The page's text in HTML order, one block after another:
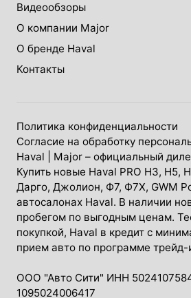
Видеообзоры
О компании Major
О бренде Haval
Контакты
Политика конфиденциальности
Согласие на обработку
Haval | Major – официальный
Купить новые Haval PRO H3, Н5,
Дарго, Джолион, Ф7, Ф7Х, GWM
автосалонах Haval. В наличии
пробегом по выгодным ценам.
покупкой, Haval в кредит с
прием авто по программе трейд-
ООО "Авто Сити" ИНН
1095024006417